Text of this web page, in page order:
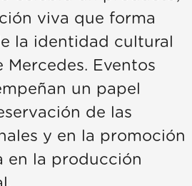
viva que forma
la identidad cultural
Mercedes. Eventos
un papel
de las
y en la promoción
en la producción